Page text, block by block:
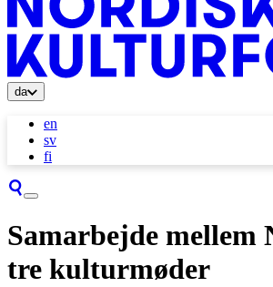
da
en
sv
fi
Samarbejde mellem
tre kulturmøder